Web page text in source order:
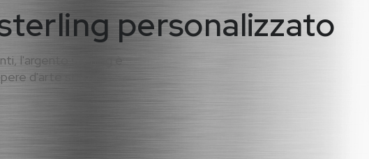
personalizzato
l'argento sterling è
d'arte senza